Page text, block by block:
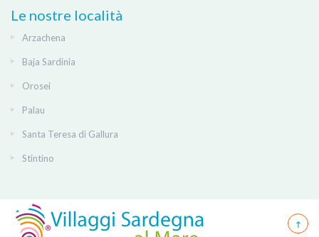
Le nostre località
Arzachena
Baja Sardinia
Orosei
Palau
Santa Teresa di Gallura
Stintino